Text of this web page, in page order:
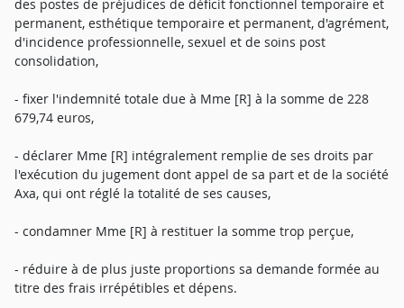
des postes de préjudices de déficit fonctionnel temporaire et
permanent, esthétique temporaire et permanent, d'agrément,
d'incidence professionnelle, sexuel et de soins post
consolidation,
- fixer l'indemnité totale due à Mme [R] à la somme de 228
679,74 euros,
- déclarer Mme [R] intégralement remplie de ses droits par
l'exécution du jugement dont appel de sa part et de la société
Axa, qui ont réglé la totalité de ses causes,
- condamner Mme [R] à restituer la somme trop perçue,
- réduire à de plus juste proportions sa demande formée au
titre des frais irrépétibles et dépens.